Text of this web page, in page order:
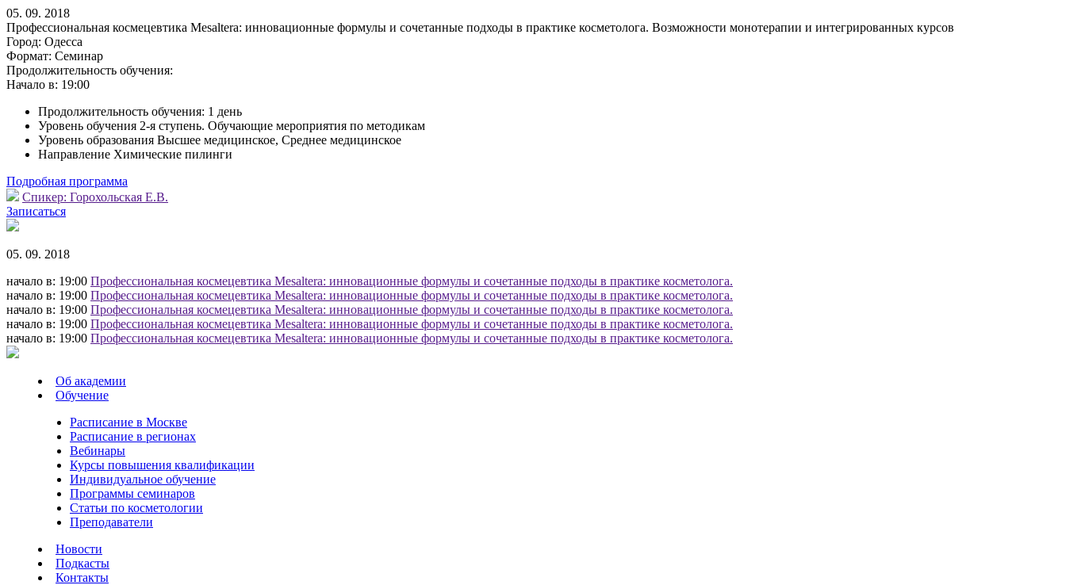
05. 09. 2018
Профессиональная космецевтика Mesaltera: инновационные формулы и сочетанные подходы в практике косметолога. Возможности монотерапии и интегрированных курсов
Город: Одесса
Формат: Семинар
Продолжительность обучения:
Начало в: 19:00
Продолжительность обучения: 1 день
Уровень обучения 2-я ступень. Обучающие мероприятия по методикам
Уровень образования Высшее медицинское, Среднее медицинское
Направление Химические пилинги
Подробная программа
Спикер: Горохольская Е.В.
Записаться
05. 09. 2018
начало в: 19:00 Профессиональная космецевтика Mesaltera: инновационные формулы и сочетанные подходы в практике косметолога.
начало в: 19:00 Профессиональная космецевтика Mesaltera: инновационные формулы и сочетанные подходы в практике косметолога.
начало в: 19:00 Профессиональная космецевтика Mesaltera: инновационные формулы и сочетанные подходы в практике косметолога.
начало в: 19:00 Профессиональная космецевтика Mesaltera: инновационные формулы и сочетанные подходы в практике косметолога.
начало в: 19:00 Профессиональная космецевтика Mesaltera: инновационные формулы и сочетанные подходы в практике косметолога.
Об академии
Обучение
Расписание в Москве
Расписание в регионах
Вебинары
Курсы повышения квалификации
Индивидуальное обучение
Программы семинаров
Статьи по косметологии
Преподаватели
Новости
Подкасты
Контакты